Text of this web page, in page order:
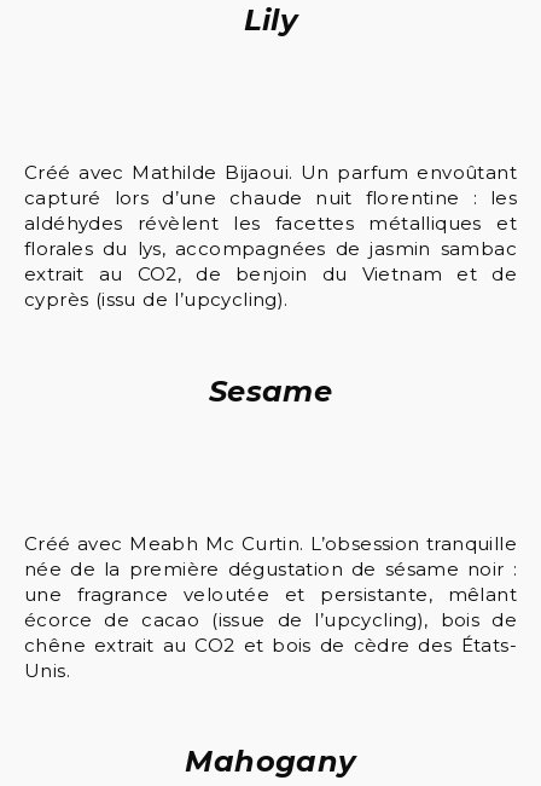
Lily
Créé avec Mathilde Bijaoui. Un parfum envoûtant
capturé lors d’une chaude nuit florentine : les
aldéhydes révèlent les facettes métalliques et
florales du lys, accompagnées de jasmin sambac
extrait au CO2, de benjoin du Vietnam et de
cyprès (issu de l’upcycling).
Sesame
Créé avec Meabh Mc Curtin. L’obsession tranquille
née de la première dégustation de sésame noir :
une fragrance veloutée et persistante, mêlant
écorce de cacao (issue de l’upcycling), bois de
chêne extrait au CO2 et bois de cèdre des États-
Unis.
Mahogany